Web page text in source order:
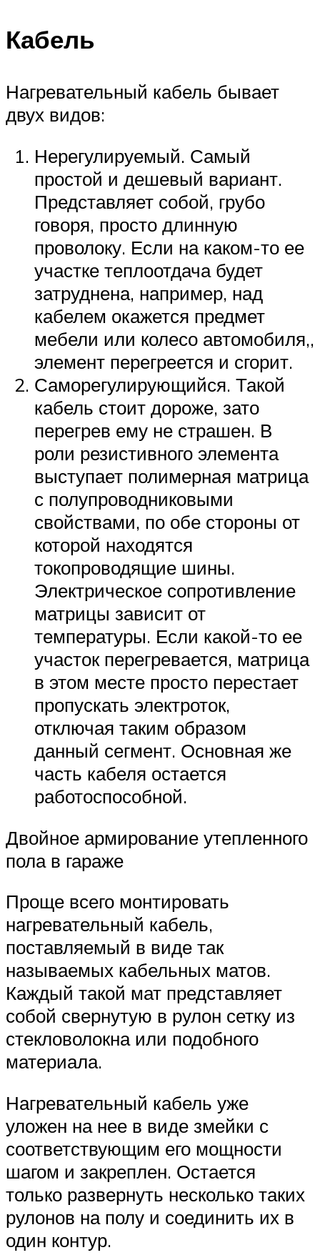
Кабель
Нагревательный кабель бывает
двух видов:
Нерегулируемый. Самый
простой и дешевый вариант.
Представляет собой, грубо
говоря, просто длинную
проволоку. Если на каком-то ее
участке теплоотдача будет
затруднена, например, над
кабелем окажется предмет
мебели или колесо автомобиля,,
элемент перегреется и сгорит.
Саморегулирующийся. Такой
кабель стоит дороже, зато
перегрев ему не страшен. В
роли резистивного элемента
выступает полимерная матрица
с полупроводниковыми
свойствами, по обе стороны от
которой находятся
токопроводящие шины.
Электрическое сопротивление
матрицы зависит от
температуры. Если какой-то ее
участок перегревается, матрица
в этом месте просто перестает
пропускать электроток,
отключая таким образом
данный сегмент. Основная же
часть кабеля остается
работоспособной.
Двойное армирование утепленного
пола в гараже
Проще всего монтировать
нагревательный кабель,
поставляемый в виде так
называемых кабельных матов.
Каждый такой мат представляет
собой свернутую в рулон сетку из
стекловолокна или подобного
материала.
Нагревательный кабель уже
уложен на нее в виде змейки с
соответствующим его мощности
шагом и закреплен. Остается
только развернуть несколько таких
рулонов на полу и соединить их в
один контур.